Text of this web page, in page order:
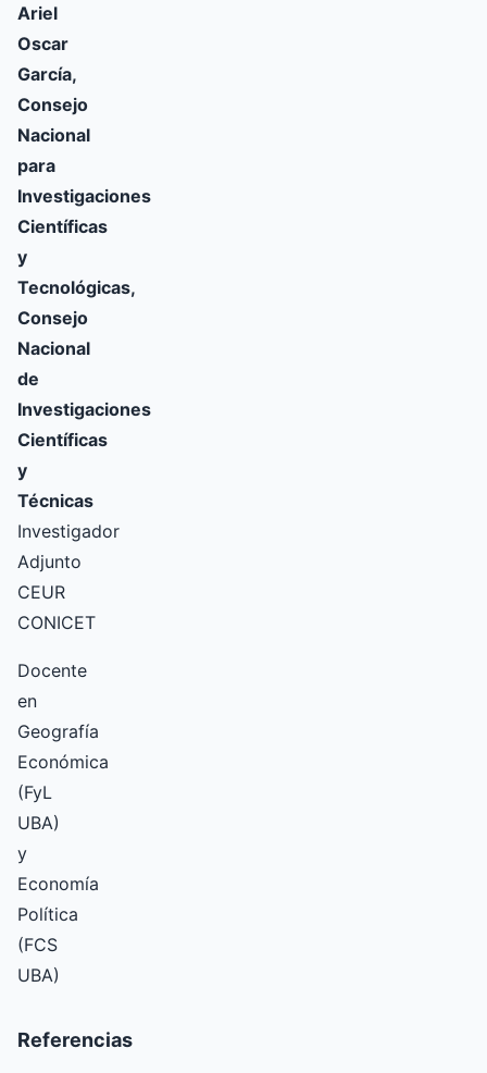
Ariel
Oscar
García,
Consejo
Nacional
para
Investigaciones
Científicas
y
Tecnológicas,
Consejo
Nacional
de
Investigaciones
Científicas
y
Técnicas
Investigador
Adjunto
CEUR
CONICET
Docente
en
Geografía
Económica
(FyL
UBA)
y
Economía
Política
(FCS
UBA)
Referencias